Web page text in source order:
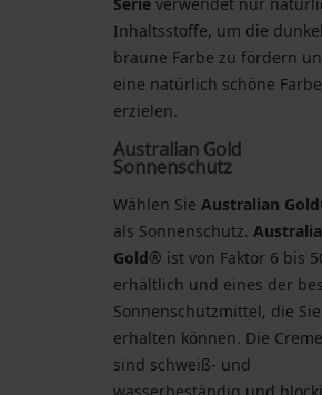
Inhaltsstoffe, um die
braune Farbe zu fördern
eine natürlich schöne
erzielen.
Australian Gold
Sonnenschutz
Wählen Sie Australian
als Sonnenschutz.
Gold® ist von Faktor 6 bis
erhältlich und eines der
Sonnenschutzmittel, die Sie
erhalten können. Die
sind schweiß- und